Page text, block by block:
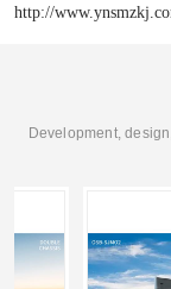
http://
Development,